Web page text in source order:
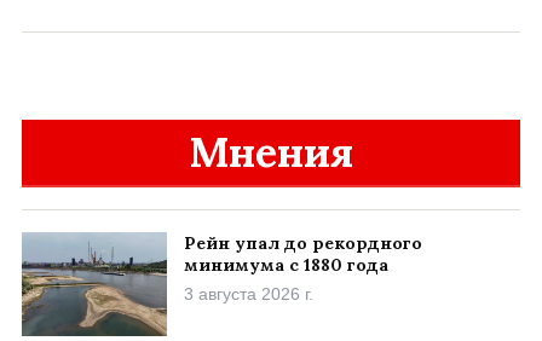
Мнения
Рейн упал до рекордного
минимума с 1880 года
3 августа 2026 г.